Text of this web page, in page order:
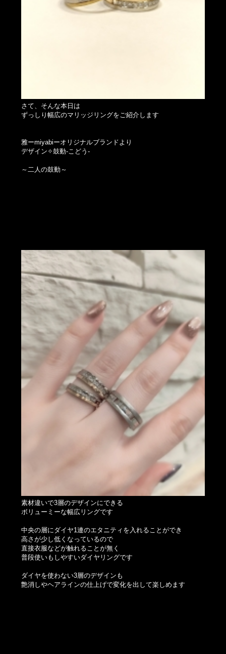
さて、そんな本日は
ずっしり幅広のマリッジリングをご紹介します
雅ーmiyabiーオリジナルブランドより
デザイン✧鼓動-こどう-
～二人の鼓動～
素材違いで3層のデザインにできる
ボリューミーな幅広リングです
中央の層にダイヤ1連のエタニティを入れることができ
高さが少し低くなっているので
直接衣服などが触れることが無く
普段使いもしやすいダイヤリングです
ダイヤを使わない3層のデザインも
艶消しやヘアラインの仕上げで変化を出して楽しめます